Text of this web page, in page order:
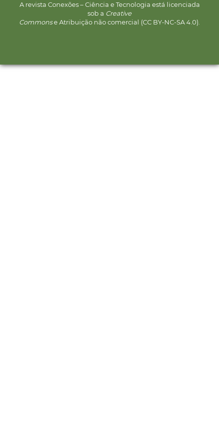
A revista Conexões – Ciência e Tecnologia está licenciada
sob a Creative
Commonse Atribuição não comercial (CC BY-NC-SA 4.0).